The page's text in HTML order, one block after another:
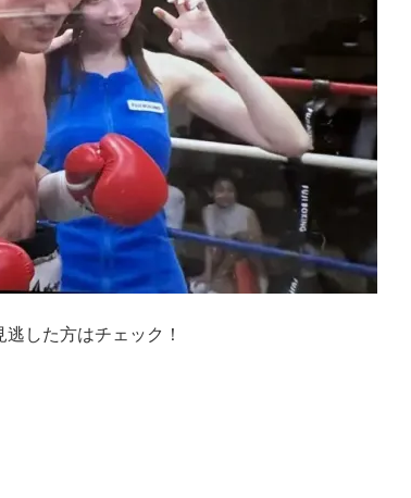
した方はチェック！